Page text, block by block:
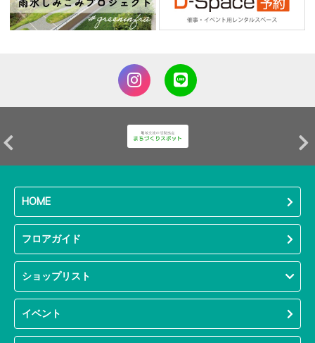
HOME
フロアガイド
ショップリスト
イベント